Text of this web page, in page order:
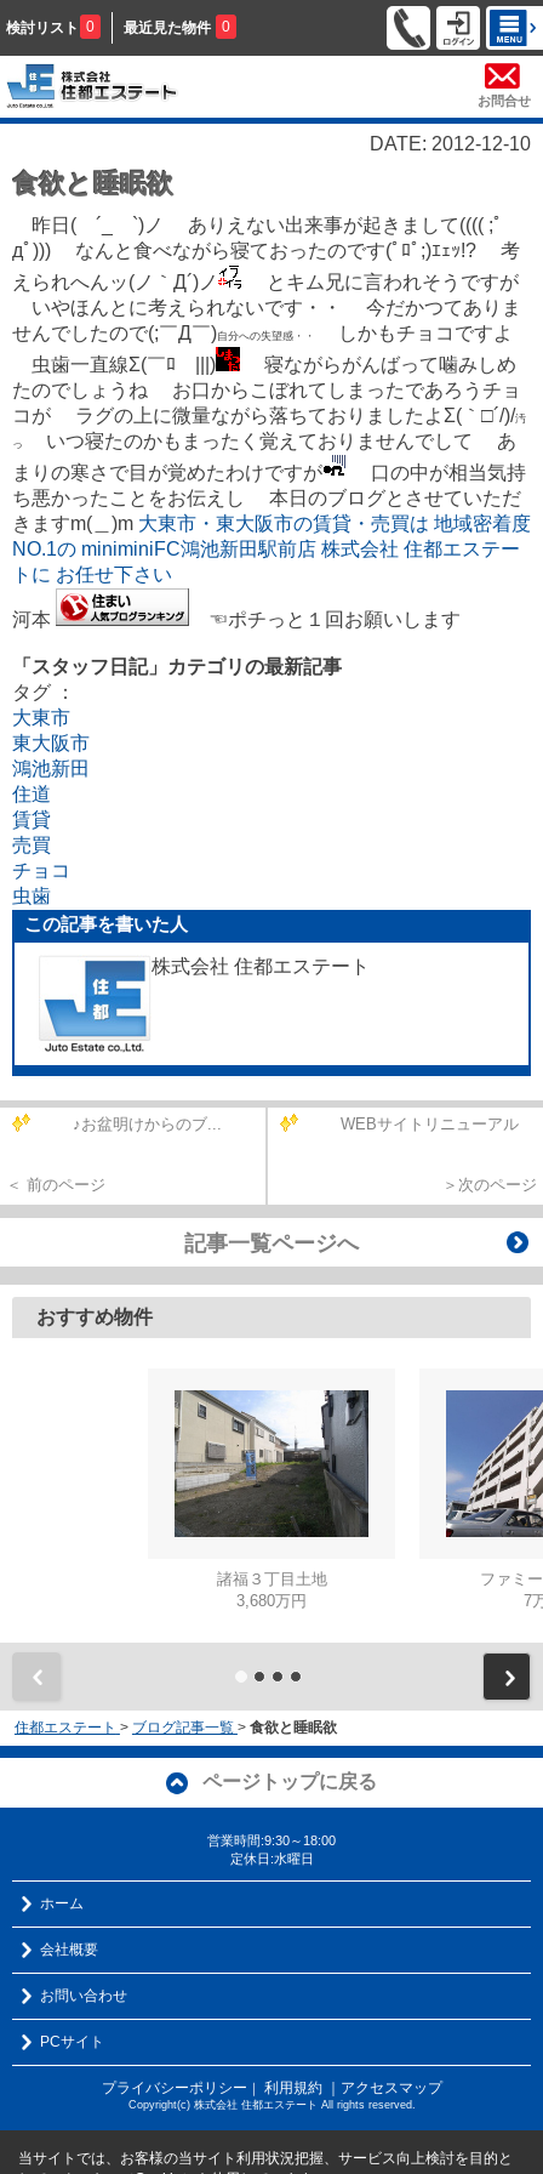
検討リスト 0 最近見た物件 0
お問合せ
DATE: 2012-12-10
食欲と睡眠欲
昨日( ´_ゝ`)ノ ありえない出来事が起きまして(((( ;ﾟ
дﾟ))) なんと食べながら寝ておったのです(ﾟﾛﾟ;)ｴｪｯ!? 考
えられへんッ(ノ｀Д´)ノ
とキム兄に言われそうですが
いやほんとに考えられないです・・ 今だかつてありま
せんでしたので(;￣Д￣)自分への失望感・・
しかもチョコですよ
虫歯一直線Σ(￣ﾛ￣|||)
寝ながらがんばって噛みしめ
たのでしょうね お口からこぼれてしまったであろうチョ
コが ラグの上に微量ながら落ちておりましたよΣ(｀□´/)/汚
っ
いつ寝たのかもまったく覚えておりませんでして あ
まりの寒さで目が覚めたわけですが
口の中が相当気持
ち悪かったことをお伝えし 本日のブログとさせていただ
きますm(＿)m 大東市・東大阪市の賃貸・売買は 地域密着度
NO.1の miniminiFC鴻池新田駅前店 株式会社 住都エステー
トに お任せ下さい
河本 ☜ポチっと１回お願いします
「スタッフ日記」カテゴリの最新記事
タグ ：
大東市
東大阪市
鴻池新田
住道
賃貸
売買
チョコ
虫歯
この記事を書いた人
株式会社 住都エステート
♪お盆明けからのブ...
＜ 前のページ
WEBサイトリニューアル
＞次のページ
記事一覧ページへ
おすすめ物件
諸福３丁目土地
3,680万円
ファミ
7
住都エステート > ブログ記事一覧 > 食欲と睡眠欲
ページトップに戻る
営業時間:9:30～18:00
定休日:水曜日
ホーム
会社概要
お問い合わせ
PCサイト
プライバシーポリシー ｜ 利用規約 ｜アクセスマップ
Copyright(c) 株式会社 住都エステート All rights reserved.
当サイトでは、お客様の当サイト利用状況把握、サービス向上検討を目的と